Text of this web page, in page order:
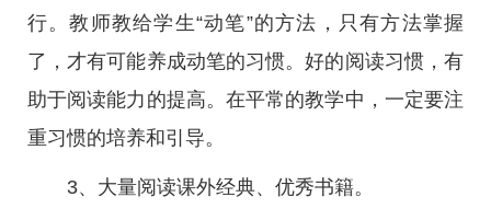
行。教师教给学生“动笔”的方法，只有方法掌握
了，才有可能养成动笔的习惯。好的阅读习惯，有
助于阅读能力的提高。在平常的教学中，一定要注
重习惯的培养和引导。
3、大量阅读课外经典、优秀书籍。